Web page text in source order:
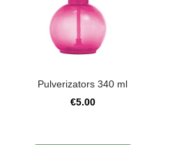
Pulverizators 340 ml
€5.00